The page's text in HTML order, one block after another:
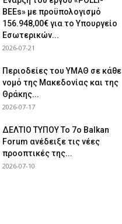
BEEs» με προϋπολογισμό
156.948,00€ για το Υπουργείο
Εσωτερικών...
2026-07-21
Περιοδείες του ΥΜΑΘ σε κάθε
νομό της Μακεδονίας και της
Θράκης...
2026-07-17
ΔΕΛΤΙΟ ΤΥΠΟΥ Το 7ο Balkan
Forum ανέδειξε τις νέες
προοπτικές της...
2026-07-10